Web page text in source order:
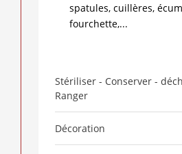
spatules, cuillères,
fourchette,...
Stériliser - Conserver -
Ranger
Décoration